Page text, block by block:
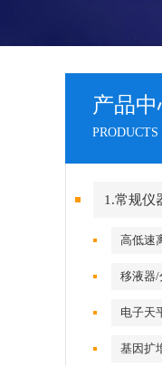
产品
1.常规仪
高低速
移液器/
电子天
基因扩